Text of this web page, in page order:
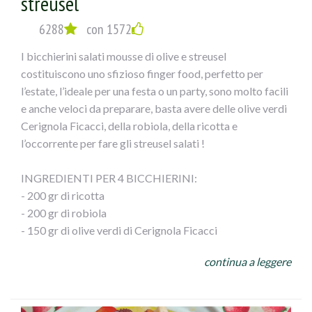
terminare la cottura ancora un 10`!!
Intiepidito il calamaro tagliarlo a fette e servirlo
6288 con 1572
I bicchierini salati mousse di olive e streusel
costituiscono uno sfizioso finger food, perfetto per
l’estate, l’ideale per una festa o un party, sono molto facili
e anche veloci da preparare, basta avere delle olive verdi
Cerignola Ficacci, della robiola, della ricotta e
l’occorrente per fare gli streusel salati !
INGREDIENTI PER 4 BICCHIERINI:
- 200 gr di ricotta
- 200 gr di robiola
- 150 gr di olive verdi di Cerignola Ficacci
continua a leggere